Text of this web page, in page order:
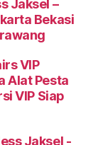
Jaksel –
Bekasi
VIP
Alat Pesta
VIP Siap
Jaksel -